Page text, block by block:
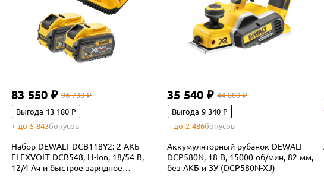
83 550 ₽ 96 730 ₽
Выгода 13 180 ₽
+ до 5 843бонусов
Набор DEWALT DCB118Y2: 2 АКБ
FLEXVOLT DCB548, Li-Ion, 18/54 В,
12/4 Ач и быстрое зарядное
35 540 ₽ 44 880 ₽
Выгода 9 340 ₽
+ до 2 486бонусов
Аккумуляторный рубанок DEWALT
DCP580N, 18 В, 15000 об/мин, 82 мм,
без АКБ и ЗУ (DCP580N-XJ)